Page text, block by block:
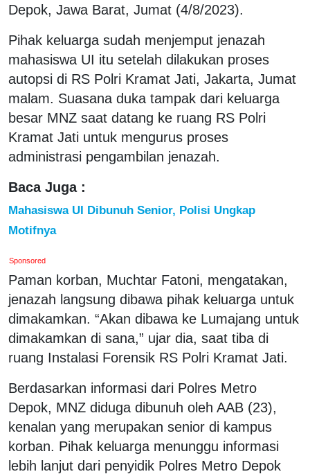
Depok, Jawa Barat, Jumat (4/8/2023).
Pihak keluarga sudah menjemput jenazah
mahasiswa UI itu setelah dilakukan proses
autopsi di RS Polri Kramat Jati, Jakarta, Jumat
malam. Suasana duka tampak dari keluarga
besar MNZ saat datang ke ruang RS Polri
Kramat Jati untuk mengurus proses
administrasi pengambilan jenazah.
Baca Juga :
Mahasiswa UI Dibunuh Senior, Polisi Ungkap
Motifnya
Sponsored
Paman korban, Muchtar Fatoni, mengatakan,
jenazah langsung dibawa pihak keluarga untuk
dimakamkan. “Akan dibawa ke Lumajang untuk
dimakamkan di sana,” ujar dia, saat tiba di
ruang Instalasi Forensik RS Polri Kramat Jati.
Berdasarkan informasi dari Polres Metro
Depok, MNZ diduga dibunuh oleh AAB (23),
kenalan yang merupakan senior di kampus
korban. Pihak keluarga menunggu informasi
lebih lanjut dari penyidik Polres Metro Depok